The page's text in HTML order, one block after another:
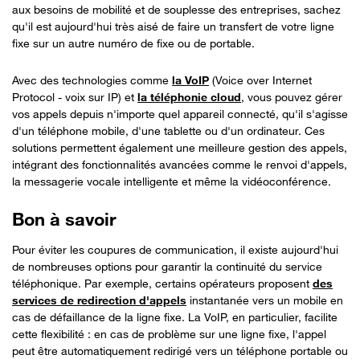
aux besoins de mobilité et de souplesse des entreprises, sachez
qu'il est aujourd'hui très aisé de faire un transfert de votre ligne
fixe sur un autre numéro de fixe ou de portable.
Avec des technologies comme la VoIP (Voice over Internet
Protocol - voix sur IP) et la téléphonie cloud, vous pouvez gérer
vos appels depuis n'importe quel appareil connecté, qu'il s'agisse
d'un téléphone mobile, d'une tablette ou d'un ordinateur. Ces
solutions permettent également une meilleure gestion des appels,
intégrant des fonctionnalités avancées comme le renvoi d'appels,
la messagerie vocale intelligente et même la vidéoconférence.
Bon à savoir
Pour éviter les coupures de communication, il existe aujourd'hui
de nombreuses options pour garantir la continuité du service
téléphonique. Par exemple, certains opérateurs proposent des
services de redirection d'appels instantanée vers un mobile en
cas de défaillance de la ligne fixe. La VoIP, en particulier, facilite
cette flexibilité : en cas de problème sur une ligne fixe, l'appel
peut être automatiquement redirigé vers un téléphone portable ou